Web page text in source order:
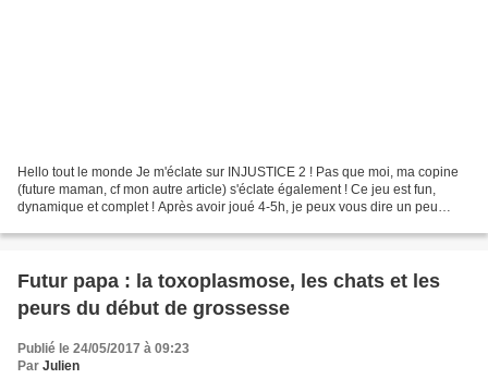
Hello tout le monde Je m'éclate sur INJUSTICE 2 ! Pas que moi, ma copine
(future maman, cf mon autre article) s'éclate également ! Ce jeu est fun,
dynamique et complet ! Après avoir joué 4-5h, je peux vous dire un peu
Futur papa : la toxoplasmose, les chats et les
peurs du début de grossesse
Publié le 24/05/2017 à 09:23
Par Julien